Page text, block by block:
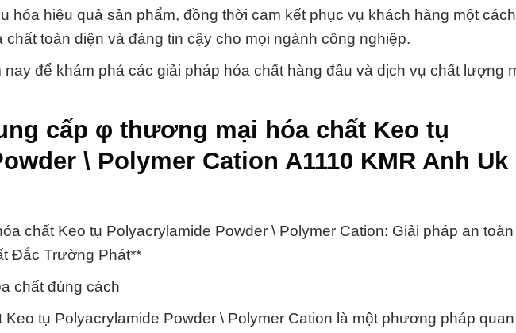
hóa hiệu quả sản phẩm, đồng thời cam kết phục vụ khách hàng một
chất toàn diện và đáng tin cậy cho mọi ngành công nghiệp.
để khám phá các giải pháp hóa chất hàng đầu và dịch vụ chất lượng
cấp φ thương mại hóa chất Keo tụ
\ Polymer Cation A1110 KMR Anh Uk
chất Keo tụ Polyacrylamide Powder \ Polymer Cation: Giải pháp an
Đắc Trường Phát**
chất đúng cách
tụ Polyacrylamide Powder \ Polymer Cation là một phương pháp quan